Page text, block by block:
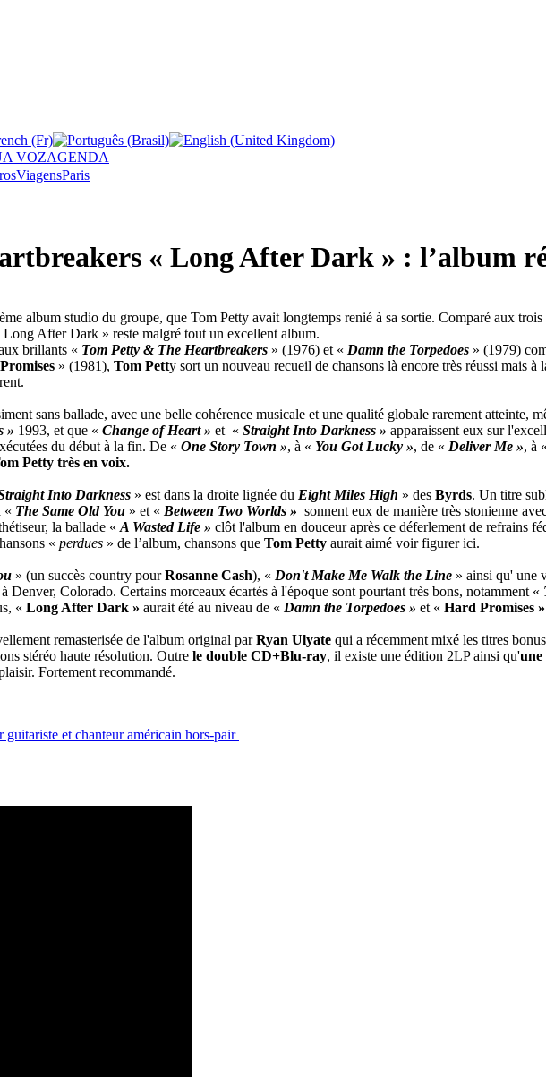
VOZAGENDA
ViagensParis
« Long After Dark » : l’album
album studio du groupe, que Tom Petty avait longtemps renié à sa sortie. Comparé aux
After Dark » reste malgré tout un excellent album.
brillants « Tom Petty & The Heartbreakers » (1976) et « Damn the Torpedoes » (1979)
» (1981), Tom Petty sort un nouveau recueil de chansons là encore très réussi mais
sans ballade, avec une belle cohérence musicale et une qualité globale rarement atteinte,
» 1993, et que « Change of Heart » et « Straight Into Darkness » apparaissent eux sur
du début à la fin. De « One Story Town », à « You Got Lucky », de « Deliver Me », à «
Petty très en voix.
Into Darkness » est dans la droite lignée du Eight Miles High » des Byrds. Un titre
« The Same Old You » et « Between Two Worlds » sonnent eux de manière très stonienne
la ballade « A Wasted Life » clôt l'album en douceur après ce déferlement de refrains
« perdues » de l’album, chansons que Tom Petty aurait aimé voir figurer ici.
» (un succès country pourRosanne Cash), « Don't Make Me Walk the Line » ainsi qu' une
Denver, Colorado. Certains morceaux écartés à l'époque sont pourtant très bons, notamment «
« Long After Dark » aurait été au niveau de « Damn the Torpedoes » et « Hard Promises »
remasterisée de l'album original parRyan Ulyate qui a récemment mixé les titres
stéréo haute résolution. Outre le double CD+Blu-ray, il existe une édition 2LP ainsi qu'une
Fortement recommandé.
et chanteur américain hors-pair